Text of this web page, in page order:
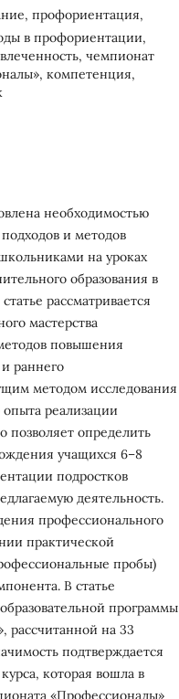
профориентация,
в профориентации,
чемпионат
компетенция,
необходимостью
и методов
на уроках
образования в
рассматривается
мастерства
повышения
раннего
методом исследования
опыта реализации
позволяет определить
учащихся 6–8
подростков
деятельность.
профессионального
практической
пробы)
В статье
программы
на 33
подтверждается
которая вошла в
«Профессионалы»